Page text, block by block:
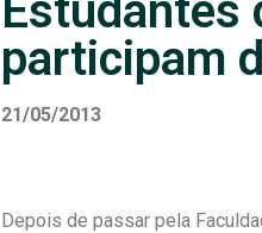
Estudantes
participam
21/05/2013
Depois de passar pela